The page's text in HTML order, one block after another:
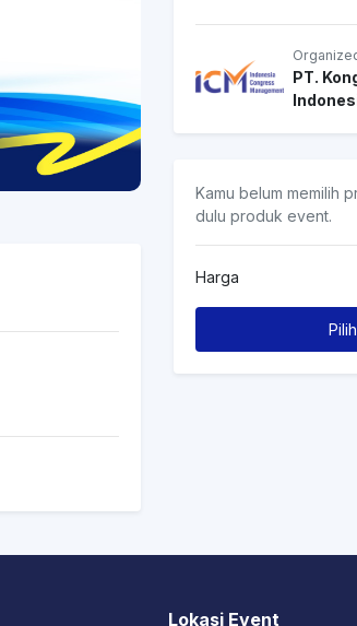
PT.
Kamu belum memilih
dulu produk event.
Harga
Lokasi Event